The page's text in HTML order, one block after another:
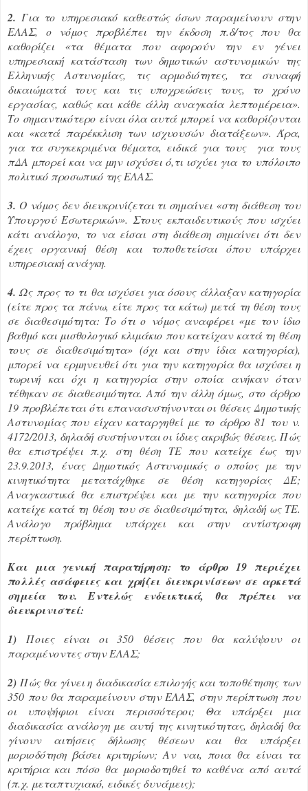
2. Για το υπηρεσιακό καθεστώς όσων παραμείνουν στην
ΕΛΑΣ, ο νόμος προβλέπει την έκδοση π.δ/τος που θα
καθορίζει «τα θέματα που αφορούν την εν γένει
υπηρεσιακή κατάσταση των δημοτικών αστυνομικών της
Ελληνικής Αστυνομίας, τις αρμοδιότητες, τα συναφή
δικαιώματά τους και τις υποχρεώσεις τους, το χρόνο
εργασίας, καθώς και κάθε άλλη αναγκαία λεπτομέρεια».
Το σημαντικότερο είναι όλα αυτά μπορεί να καθορίζονται
και «κατά παρέκκλιση των ισχυουσών διατάξεων». Άρα,
για τα συγκεκριμένα θέματα, ειδικά για τους για τους
πΔΑ μπορεί και να μην ισχύσει ό,τι ισχύει για το υπόλοιπο
πολιτικό προσωπικό της ΕΛΑΣ.
3. Ο νόμος δεν διευκρινίζεται τι σημαίνει «στη διάθεση του
Υπουργού Εσωτερικών». Στους εκπαιδευτικούς που ισχύει
κάτι ανάλογο, το να είσαι στη διάθεση σημαίνει ότι δεν
έχεις οργανική θέση και τοποθετείσαι όπου υπάρχει
υπηρεσιακή ανάγκη.
4. Ως προς το τι θα ισχύσει για όσους άλλαξαν κατηγορία
(είτε προς τα πάνω, είτε προς τα κάτω) μετά τη θέση τους
σε διαθεσιμότητα: Το ότι ο νόμος αναφέρει «με τον ίδιο
βαθμό και μισθολογικό κλιμάκιο που κατείχαν κατά τη θέση
τους σε διαθεσιμότητα» (όχι και στην ίδια κατηγορία),
μπορεί να ερμηνευθεί ότι για την κατηγορία θα ισχύσει η
τωρινή και όχι η κατηγορία στην οποία ανήκαν όταν
τέθηκαν σε διαθεσιμότητα. Από την άλλη όμως, στο άρθρο
19 προβλέπεται ότι επανασυστήνονται οι θέσεις Δημοτικής
Αστυνομίας που είχαν καταργηθεί με το άρθρο 81 του ν.
4172/2013, δηλαδή συστήνονται οι ίδιες ακριβώς θέσεις. Πώς
θα επιστρέψει π.χ. στη θέση ΤΕ που κατείχε έως την
23.9.2013, ένας Δημοτικός Αστυνομικός ο οποίος με την
κινητικότητα μετατάχθηκε σε θέση κατηγορίας ΔΕ;
Αναγκαστικά θα επιστρέψει και με την κατηγορία που
κατείχε κατά τη θέση του σε διαθεσιμότητα, δηλαδή ως ΤΕ.
Ανάλογο πρόβλημα υπάρχει και στην αντίστροφη
περίπτωση.
Και μια γενική παρατήρηση: το άρθρο 19 περιέχει
πολλές ασάφειες και χρήζει διευκρινίσεων σε αρκετά
σημεία του. Εντελώς ενδεικτικά, θα πρέπει να
διευκρινιστεί:
1) Ποιες είναι οι 350 θέσεις που θα καλύψουν οι
παραμένοντες στην ΕΛΑΣ;
2) Πώς θα γίνει η διαδικασία επιλογής και τοποθέτησης των
350 που θα παραμείνουν στην ΕΛΑΣ, στην περίπτωση που
οι υποψήφιοι είναι περισσότεροι; Θα υπάρξει μια
διαδικασία ανάλογη με αυτή της κινητικότητας, δηλαδή θα
γίνουν αιτήσεις δήλωσης θέσεων και θα υπάρξει
μοριοδότηση βάσει κριτηρίων; Αν ναι, ποια θα είναι τα
κριτήρια και πόσο θα μοριοδοτηθεί το καθένα από αυτά
(π.χ. μεταπτυχιακό, ειδικές δυνάμεις);